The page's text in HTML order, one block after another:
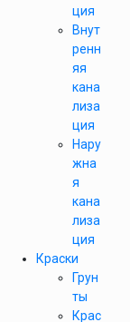
ция
Внут
ренн
яя
кана
лиза
ция
Нару
жна
я
кана
лиза
ция
Краски
Грун
ты
Крас